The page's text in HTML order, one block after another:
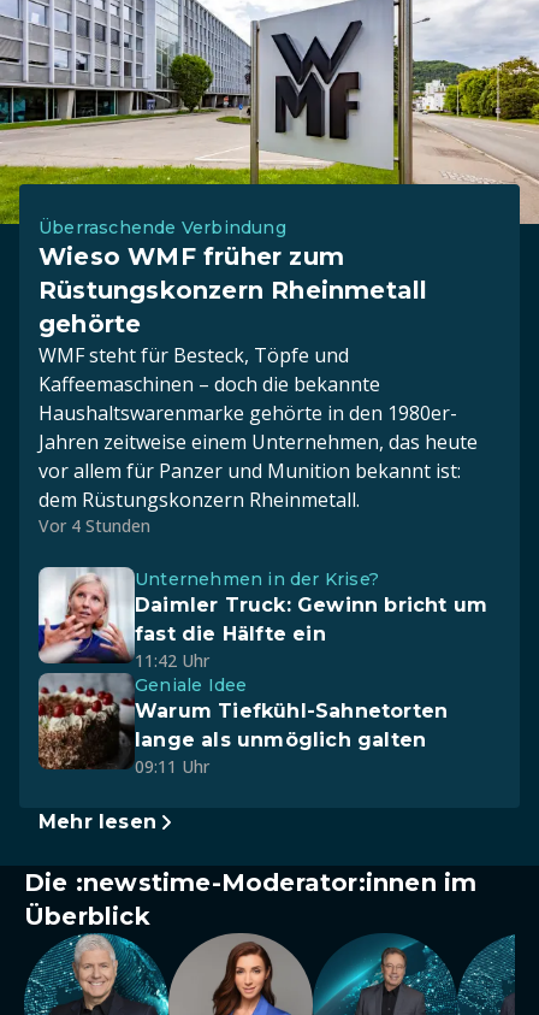
Überraschende Verbindung
Wieso WMF früher zum
Rüstungskonzern Rheinmetall
gehörte
WMF steht für Besteck, Töpfe und
Kaffeemaschinen – doch die bekannte
Haushaltswarenmarke gehörte in den 1980er-
Jahren zeitweise einem Unternehmen, das heute
vor allem für Panzer und Munition bekannt ist:
dem Rüstungskonzern Rheinmetall.
Vor 4 Stunden
Unternehmen in der Krise?
Daimler Truck: Gewinn bricht um
fast die Hälfte ein
11:42 Uhr
Geniale Idee
Warum Tiefkühl-Sahnetorten
lange als unmöglich galten
09:11 Uhr
Mehr lesen
Die :newstime-Moderator:innen im
Überblick